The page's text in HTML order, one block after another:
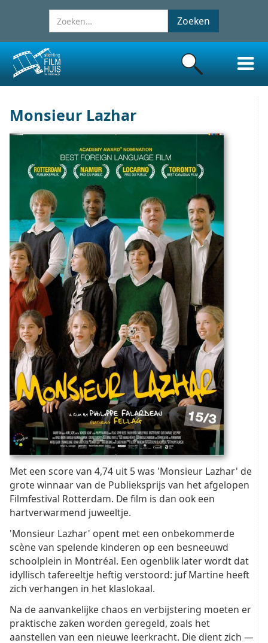
Monsieur Lazhar
Met een score van 4,74 uit 5 was 'Monsieur Lazhar' de
grote winnaar van de Publieksprijs van het afgelopen
Filmfestival Rotterdam. De film is dan ook een
hartverwarmend juweeltje.
'Monsieur Lazhar' opent met een onbekommerde
scène van spelende kinderen op een besneeuwd
schoolplein in Montréal. Een ogenblik later wordt dat
idyllisch tafereeltje heftig verstoord: juf Martine heeft
zich verhangen in het klaslokaal.
Na de aanvankelijke chaos en verbijstering moeten er
praktische zaken worden geregeld, zoals het
aanstellen van een nieuwe leerkracht. Die dient zich —